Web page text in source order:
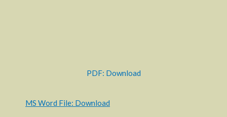
PDF: Download
MS Word File: Download